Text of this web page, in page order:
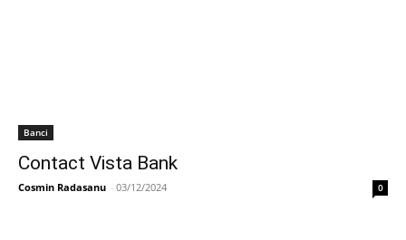
Banci
Contact Vista Bank
Cosmin Radasanu - 03/12/2024 0